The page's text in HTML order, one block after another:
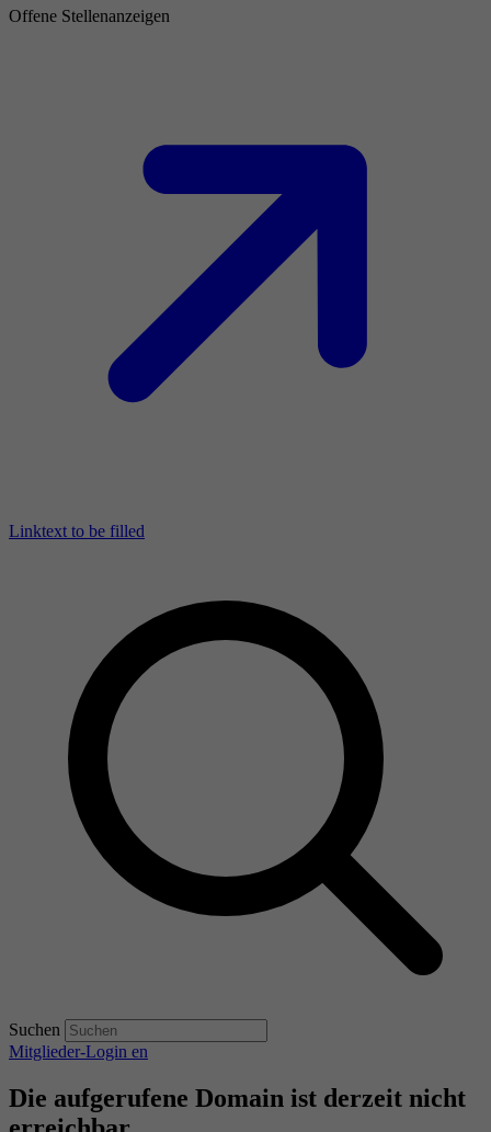
Offene Stellenanzeigen
Linktext to be filled
Suchen
Mitglieder-Login en
Die aufgerufene Domain ist derzeit nicht